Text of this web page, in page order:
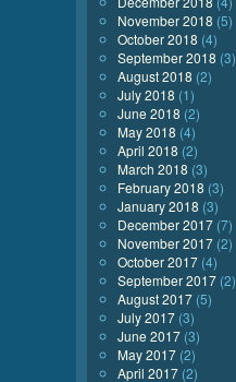
November 2018 (5)
October 2018 (4)
September 2018 (3)
August 2018 (2)
July 2018 (1)
June 2018 (2)
May 2018 (4)
April 2018 (2)
March 2018 (3)
February 2018 (3)
January 2018 (3)
December 2017 (7)
November 2017 (2)
October 2017 (4)
September 2017 (2)
August 2017 (5)
July 2017 (3)
June 2017 (3)
May 2017 (2)
April 2017 (2)